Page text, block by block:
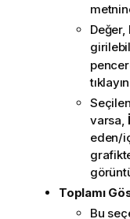
varsa,
eden/
Toplamı
Bu